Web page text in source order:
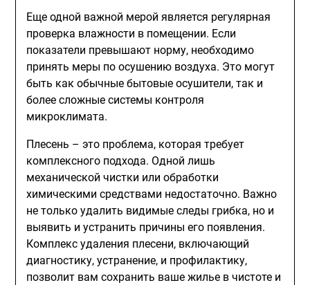
Еще одной важной мерой является регулярная
проверка влажности в помещении. Если
показатели превышают норму, необходимо
принять меры по осушению воздуха. Это могут
быть как обычные бытовые осушители, так и
более сложные системы контроля
микроклимата.
Плесень – это проблема, которая требует
комплексного подхода. Одной лишь
механической чистки или обработки
химическими средствами недостаточно. Важно
не только удалить видимые следы грибка, но и
выявить и устранить причины его появления.
Комплекс удаления плесени, включающий
диагностику, устранение, и профилактику,
позволит вам сохранить ваше жилье в чистоте и